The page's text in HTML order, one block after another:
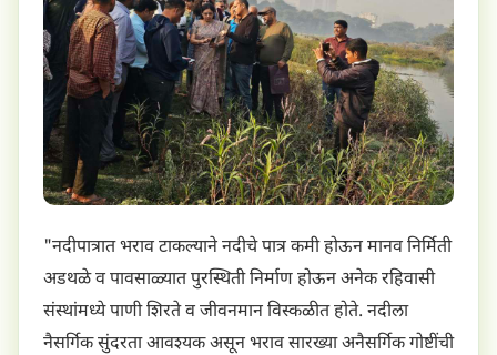
"नदीपात्रात भराव टाकल्याने नदीचे पात्र कमी होऊन मानव निर्मिती
अडथळे व पावसाळ्यात पुरस्थिती निर्माण होऊन अनेक रहिवासी
संस्थांमध्ये पाणी शिरते व जीवनमान विस्कळीत होते. नदीला
नैसर्गिक सुंदरता आवश्यक असून भराव सारख्या अनैसर्गिक गोष्टींची